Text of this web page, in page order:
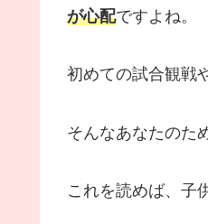
が心配ですよね。
初めての試合観戦
そんなあなたのた
これを読めば、子